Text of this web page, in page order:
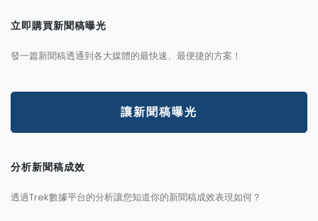
立即購買新聞稿曝光
發一篇新聞稿透通到各大媒體的最快速、最便捷的方案！
讓新聞稿曝光
分析新聞稿成效
透過Trek數據平台的分析讓您知道你的新聞稿成效表現如何？